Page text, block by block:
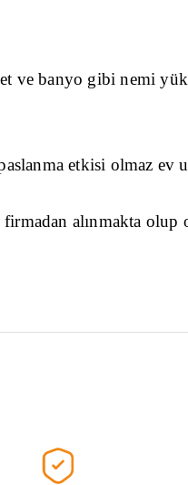
ve banyo gibi nemi
etkisi olmaz
alınmakta